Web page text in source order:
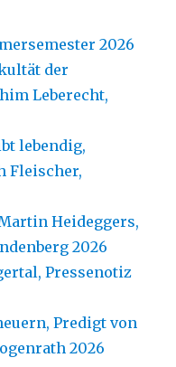
2026
der
Leberecht,
lebendig,
Fleischer,
Heideggers,
2026
Pressenotiz
Predigt von
2026